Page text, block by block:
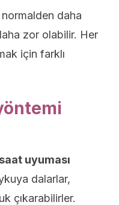
daha
zor olabilir. Her
için farklı
uyuması
dalarlar,
çıkarabilirler.